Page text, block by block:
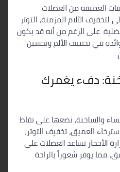
العميقة من العضلات
الآلام المزمنة، التوتر
على الرغم من أنه قد يكون
في تخفيف الألم وتحسين
دفء يغمرك
والساخنة، نضعها على نقاط
العميق، تخفيف التوتر،
الأحجار تساعد العضلات على
مما يوفر شعوراً بالراحة